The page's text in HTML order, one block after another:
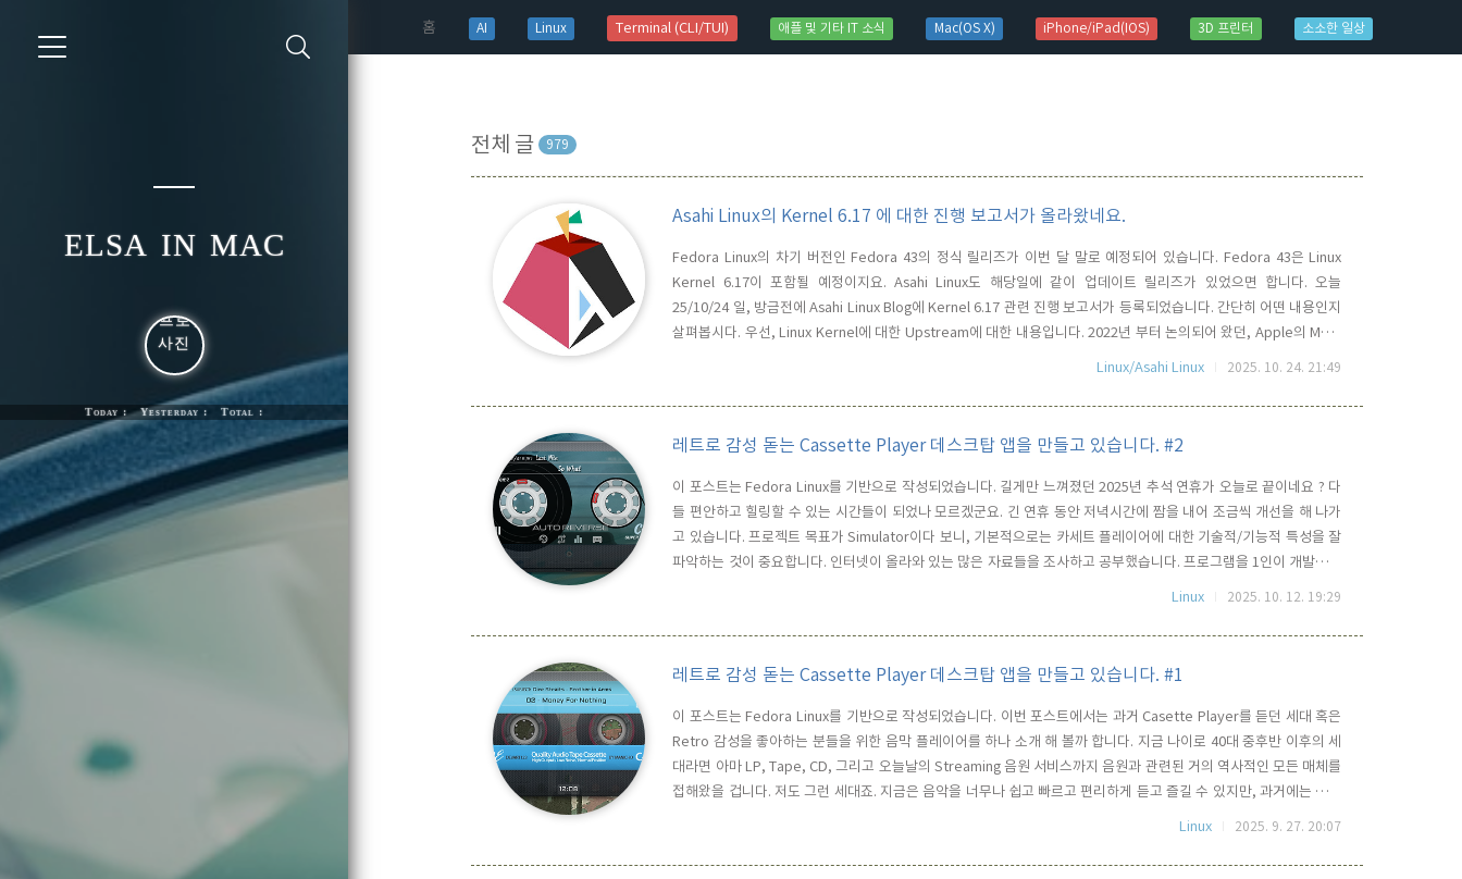
홈(current)
AI Linux Terminal (CLI/TUI) 애플 및 기타 IT 소식 Mac(OS X) iPhone/iPad(IOS) 3D 프린터 소소한 일상
elsa in mac
Today : Yesterday : Total :
전체 글 979
Asahi Linux의 Kernel 6.17 에 대한 진행 보고서가 올라왔네요.
Fedora Linux의 차기 버전인 Fedora 43의 정식 릴리즈가 이번 달 말로 예정되어 있습니다. Fedora 43은 Linux
Kernel 6.17이 포함될 예정이지요. Asahi Linux도 해당일에 같이 업데이트 릴리즈가 있었으면 합니다. 오늘
25/10/24 일, 방금전에 Asahi Linux Blog에 Kernel 6.17 관련 진행 보고서가 등록되었습니다. 간단히 어떤 내용인지
살펴봅시다. 우선, Linux Kernel에 대한 Upstream에 대한 내용입니다. 2022년 부터 논의되어 왔던, Apple의 M1/2
Aplle Silicon Chip에 대한 SMC(System Management Controller) 드라이버가 마침내 Linux Kernel에 Merge 되
Linux/Asahi Linux 2025. 10. 24. 21:49
레트로 감성 돋는 Cassette Player 데스크탑 앱을 만들고 있습니다. #2
이 포스트는 Fedora Linux를 기반으로 작성되었습니다. 길게만 느껴졌던 2025년 추석 연휴가 오늘로 끝이네요 ? 다
들 편안하고 힐링할 수 있는 시간들이 되었나 모르겠군요. 긴 연휴 동안 저녁시간에 짬을 내어 조금씩 개선을 해 나가
고 있습니다. 프로젝트 목표가 Simulator이다 보니, 기본적으로는 카세트 플레이어에 대한 기술적/기능적 특성을 잘
파악하는 것이 중요합니다. 인터넷이 올라와 있는 많은 자료들을 조사하고 공부했습니다. 프로그램을 1인이 개발하는
지 아니면 팀으로 개발하는지에 따라 프로젝트의 진행단계와 절차가 다르겠지만, 일반적으로는 프로젝트이 목표와
하는 UX를 결정하..
Linux 2025. 10. 12. 19:29
레트로 감성 돋는 Cassette Player 데스크탑 앱을 만들고 있습니다. #1
이 포스트는 Fedora Linux를 기반으로 작성되었습니다. 이번 포스트에서는 과거 Casette Player를 듣던 세대 혹은
Retro 감성을 좋아하는 분들을 위한 음막 플레이어를 하나 소개 해 볼까 합니다. 지금 나이로 40대 중후반 이후의 세
대라면 아마 LP, Tape, CD, 그리고 오늘날의 Streaming 음원 서비스까지 음원과 관련된 거의 역사적인 모든 매체를
접해왔을 겁니다. 저도 그런 세대죠. 지금은 음악을 너무나 쉽고 빠르고 편리하게 듣고 즐길 수 있지만, 과거에는 쉽지
않았죠. 라디오 음악방송으로 새 노래를 접하게 되고, 음악이 맘에 들면 또 그 음반이 정발 되기를 기다려야 했고, 그나
Linux 2025. 9. 27. 20:07